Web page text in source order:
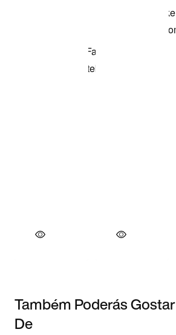
Também Poderás Gostar
De